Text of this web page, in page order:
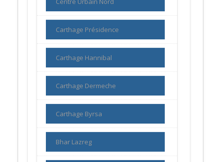
Carthage Présidence
Carthage Hannibal
Carthage Dermeche
Carthage Byrsa
Bhar Lazreg